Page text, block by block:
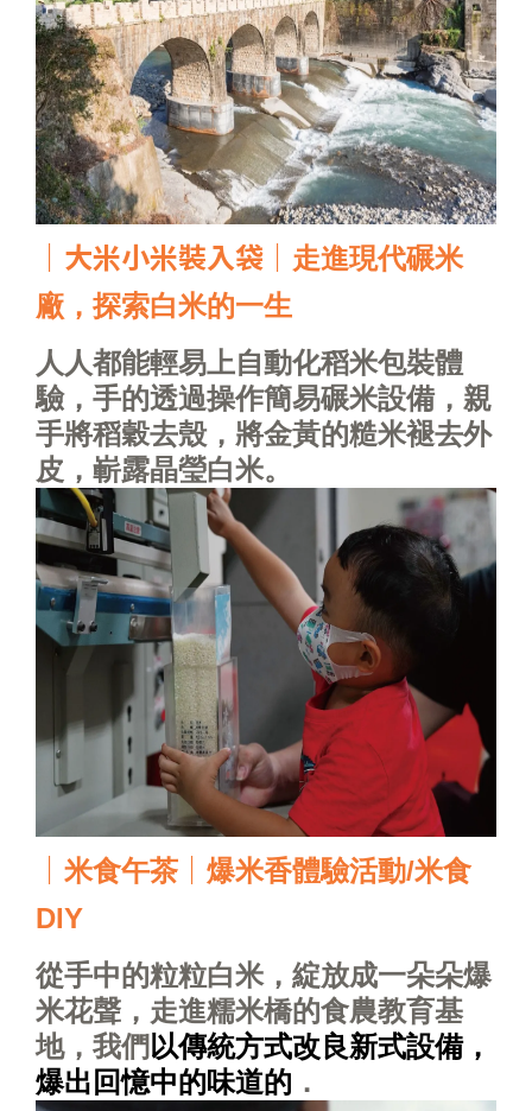
｜ 大米小米裝入袋 ｜ 走進現代碾米
廠 ，探索白米的一生
人人都能輕易上自動化稻米包裝體
驗，手的透過操作簡易碾米設備，親
手將稻穀去殼，將金黃的糙米褪去外
皮，嶄露晶瑩白米。
｜ 米食午茶 ｜ 爆米香體驗活動/米食
DIY
從手中的粒粒白米，綻放成一朵朵爆
米花聲，走進糯米橋的食農教育基
地，我們以傳統方式改良新式設備，
爆出回憶中的味道的 ．